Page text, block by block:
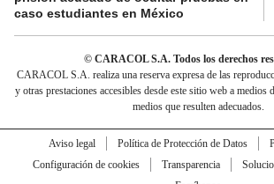
caso estudiantes en México
© CARACOL S.A. Todos los derechos
CARACOL S.A. realiza una reserva expresa de las
y otras prestaciones accesibles desde este sitio web a medios
medios que resulten adecuados.
Aviso legal Política de Protección de Datos
Configuración de cookies
Transparencia